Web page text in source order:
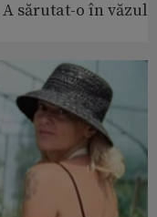
sărutat-o în văzul